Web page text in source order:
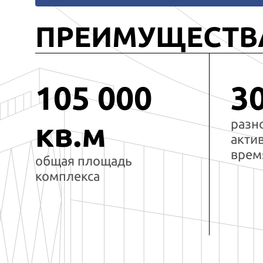
105 000
кв.м
общая площадь
комплекса